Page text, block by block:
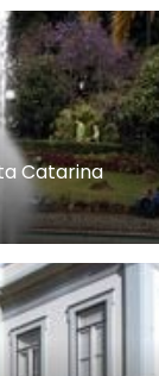
Catarina